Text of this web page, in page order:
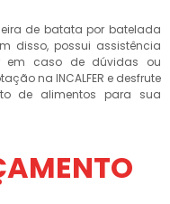
de batata por batelada
disso, possui assistência
em caso de dúvidas ou
na INCALFER e desfrute
de alimentos para sua